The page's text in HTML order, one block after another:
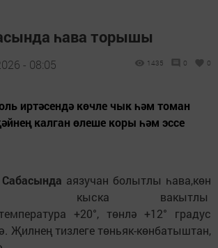
һава торышы
- 08:05 1435 0 0
иртәсендә көчле чык һәм томан
калган өлеше коры һәм эссе
Сабасында аязучан болытлы һава,көн
кыска вакытлы
+20°, төнлә +12° градус
Җилнең тизлеге төньяк-көнбатыштан,